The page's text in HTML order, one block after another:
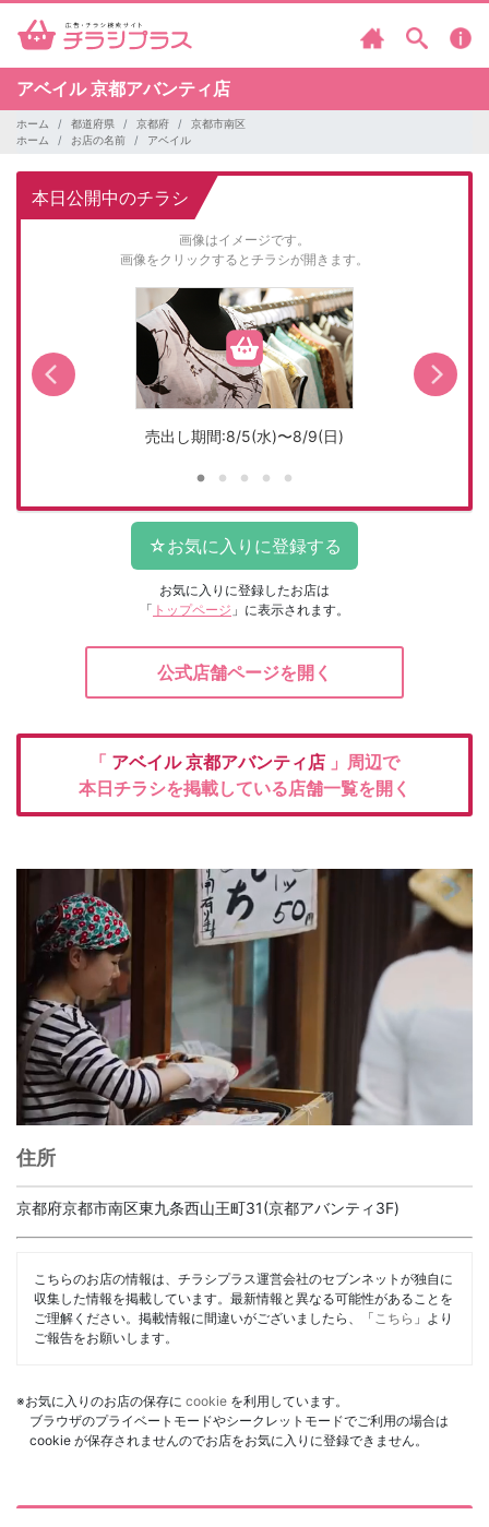
アベイル京都アバンティ店
ホーム 都道府県 京都府
京都市南区
ホーム
お店の名前 アベイル
本日公開中のチラシ
画像はイメージです。
画像をクリックするとチラシが開きます。
売出し期間:8/5(水)〜8/9(日)
お気に入りに登録したお店は
「 トップページ 」に表示されます。
公式店舗ページを開く
「 アベイル京都アバンティ店 」周辺で
本日チラシを掲載している店舗一覧を開く
住所
京都府京都市南区東九条西山王町31(京都アバンティ3F)
こちらのお店の情報は、チラシプラス運営会社のセブンネットが独自に
収集した情報を掲載しています。最新情報と異なる可能性があることを
ご理解ください。掲載情報に間違いがございましたら、「 こちら 」より
ご報告をお願いします。
※お気に入りのお店の保存に cookie を利用しています。
ブラウザのプライベートモードやシークレットモードでご利用の場合は
cookie が保存されませんのでお店をお気に入りに登録できません。